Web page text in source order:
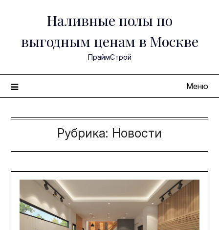
Наливные полы по
выгодным ценам в Москве
ПраймСтрой
Меню
Рубрика: Новости